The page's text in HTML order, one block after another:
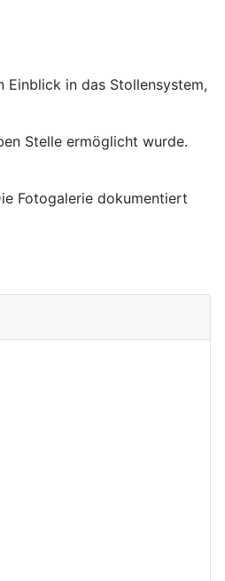
Einblick in das Stollensystem,
Stelle ermöglicht wurde.
Fotogalerie dokumentiert